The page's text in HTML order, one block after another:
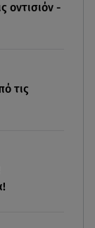
το 112
για
οντισιόν -
τις